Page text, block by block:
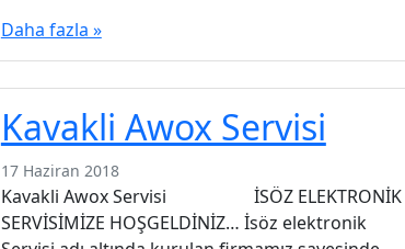
Daha fazla »
Kavakli Awox Servisi
17 Haziran 2018
Kavakli Awox Servisi İSÖZ ELEKTRONİK
SERVİSİMİZE HOŞGELDİNİZ… İsöz elektronik